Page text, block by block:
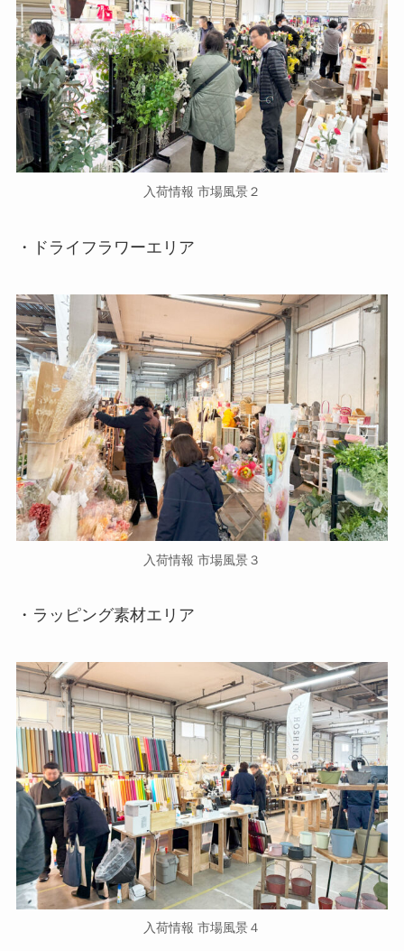
入荷情報 市場風景２
・ドライフラワーエリア
入荷情報 市場風景３
・ラッピング素材エリア
入荷情報 市場風景４